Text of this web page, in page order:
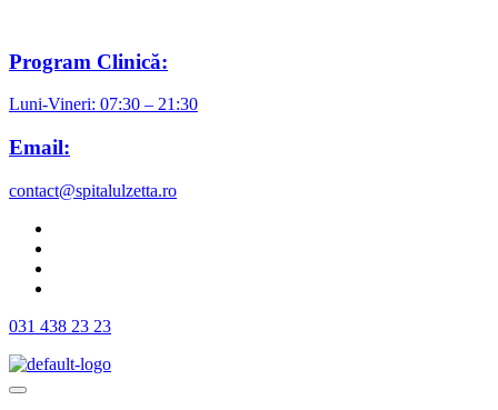
Program Clinică:
Luni-Vineri: 07:30 – 21:30
Email:
contact@spitalulzetta.ro
031 438 23 23